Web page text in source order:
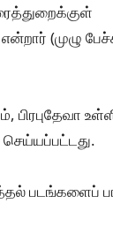
(முழு
பிரபுதேவா
செய்யப்பட்டது.
படங்களைப்